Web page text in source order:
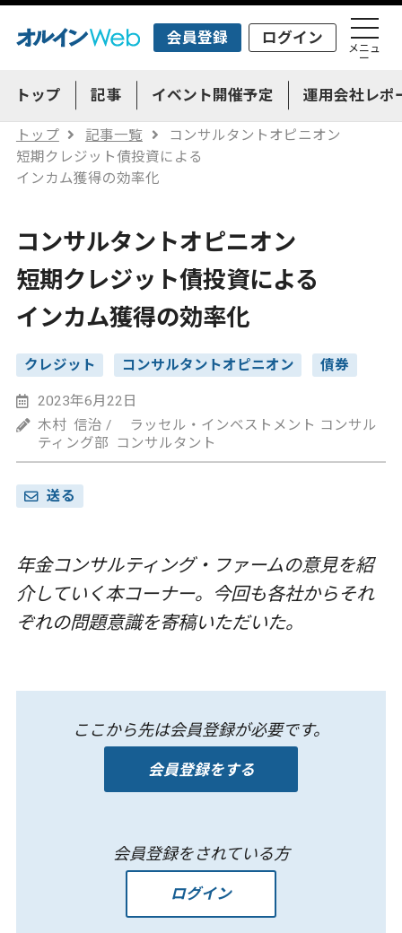
会員登録 ログイン
メニュ
ー
トップ 記事 イベント開催予定 運用会社レポ
トップ 記事一覧
コンサルタントオピニオン
短期クレジット債投資による
インカム獲得の効率化
コンサルタントオピニオン
短期クレジット債投資による
インカム獲得の効率化
クレジット コンサルタントオピニオン 債券
2023年6月22日
木村 信治 / ラッセル・インベストメント コンサル
ティング部 コンサルタント
送る
年金コンサルティング・ファームの意見を紹
介していく本コーナー。今回も各社からそれ
ぞれの問題意識を寄稿いただいた。
ここから先は会員登録が必要です。
会員登録をする
会員登録をされている方
ログイン